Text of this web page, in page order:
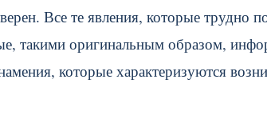
Все те явления, которые трудно
такими оригинальным образом,
которые характеризуются